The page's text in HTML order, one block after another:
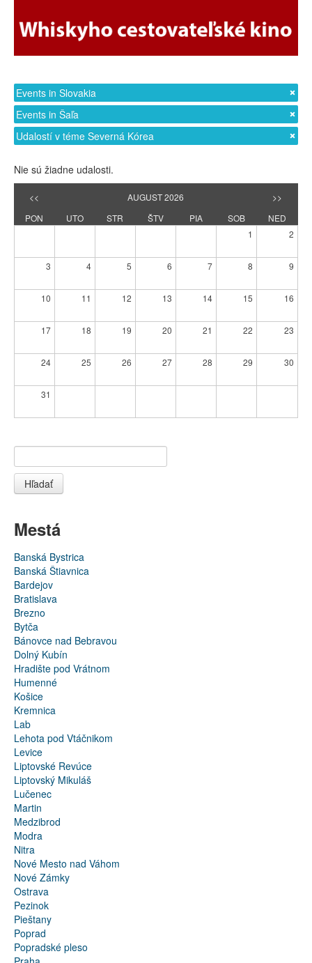
Events in Slovakia
Events in Šaľa
Udalostí v téme Severná Kórea
Nie sú žiadne udalosti.
<< AUGUST 2026
>>
PON
UTO STR ŠTV PIA SOB
NED
1
2
3 4 5 6 7 8 9
10 11 12 13 14 15 16
17 18 19 20 21 22 23
24 25 26 27 28 29 30
31
Hľadať
Mestá
Banská Bystrica
Banská Štiavnica
Bardejov
Bratislava
Brezno
Bytča
Bánovce nad Bebravou
Dolný Kubín
Hradište pod Vrátnom
Humenné
Košice
Kremnica
Lab
Lehota pod Vtáčnikom
Levice
Liptovské Revúce
Liptovský Mikuláš
Lučenec
Martin
Medzibrod
Modra
Nitra
Nové Mesto nad Váhom
Nové Zámky
Ostrava
Pezinok
Pieštany
Poprad
Popradské pleso